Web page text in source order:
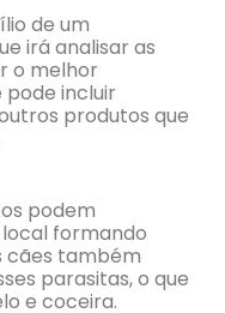
de um
irá analisar as
o melhor
incluir
produtos que
podem
formando
cães também
parasitas, o que
e coceira.